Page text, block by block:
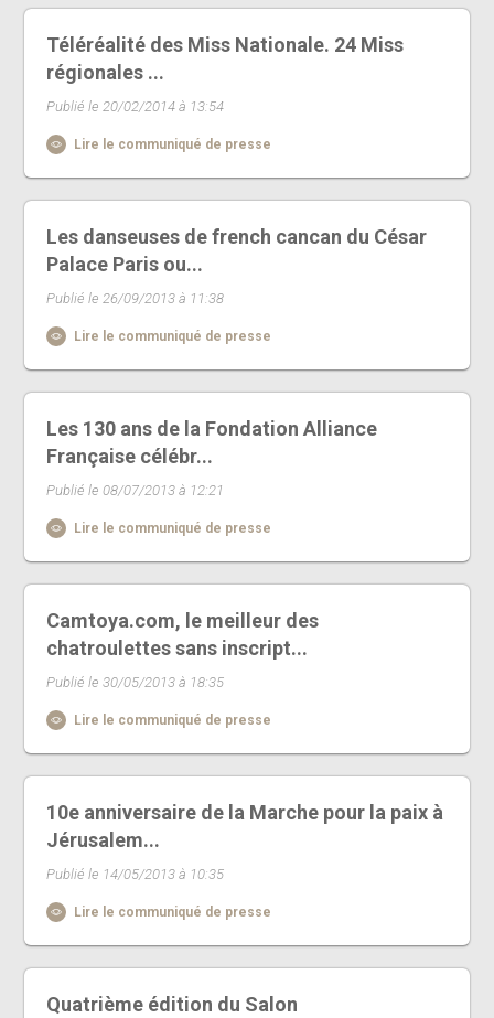
Téléréalité des Miss Nationale. 24 Miss
régionales ...
Publié le 20/02/2014 à 13:54
Lire le communiqué de presse
Les danseuses de french cancan du César
Palace Paris ou...
Publié le 26/09/2013 à 11:38
Lire le communiqué de presse
Les 130 ans de la Fondation Alliance
Française célébr...
Publié le 08/07/2013 à 12:21
Lire le communiqué de presse
Camtoya.com, le meilleur des
chatroulettes sans inscript...
Publié le 30/05/2013 à 18:35
Lire le communiqué de presse
10e anniversaire de la Marche pour la paix à
Jérusalem...
Publié le 14/05/2013 à 10:35
Lire le communiqué de presse
Quatrième édition du Salon